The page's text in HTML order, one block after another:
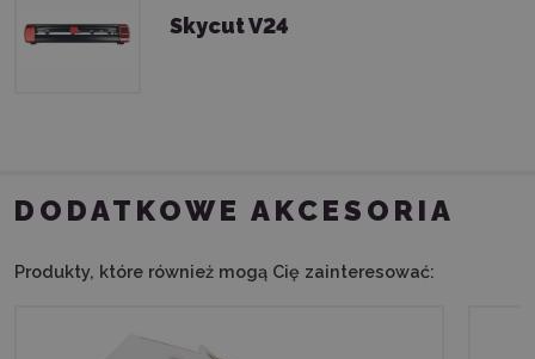
Skycut V24
DODATKOWE AKCESORIA
Produkty, które również mogą Cię zainteresować: